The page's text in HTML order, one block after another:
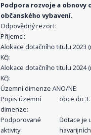
Podpora rozvoje a
občanského vybavení.
Odpovědný rezort:
Příjemci:
Alokace dotačního titulu 2023
Kč):
Alokace dotačního titulu 2024
Kč):
Územní dimenze ANO/NE:
Popis územní
dimenze:
obce do
Podporované
aktivity:
Dotace je